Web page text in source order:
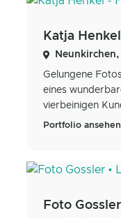
Gelungene
eines
vierbeinigen
Portfolio ansehen
Foto